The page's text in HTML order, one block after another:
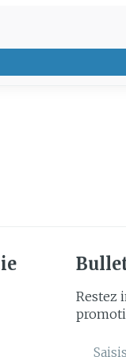
Restez